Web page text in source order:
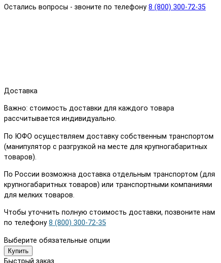
Остались вопросы - звоните по телефону 8 (800) 300-72-35
Доставка
Важно: стоимость доставки для каждого товара
рассчитывается индивидуально.
По ЮФО осуществляем доставку собственным транспортом
(манипулятор с разгрузкой на месте для крупногабаритных
товаров).
По России возможна доставка отдельным транспортом (для
крупногабаритных товаров) или транспортными компаниями
для мелких товаров.
Чтобы уточнить полную стоимость доставки, позвоните нам
по телефону 8 (800) 300-72-35
Выберите обязательные опции
Купить
Быстрый заказ